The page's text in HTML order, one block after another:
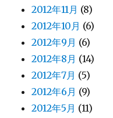
2012年11月 (8)
2012年10月 (6)
2012年9月 (6)
2012年8月 (14)
2012年7月 (5)
2012年6月 (9)
2012年5月 (11)